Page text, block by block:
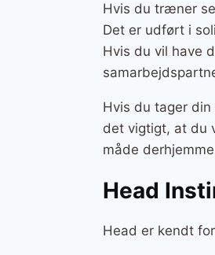
Hvis du træner
Det er udført i
Hvis du vil have
Hvis du tager
det vigtigt, at du
måde
Head
Head er kendt